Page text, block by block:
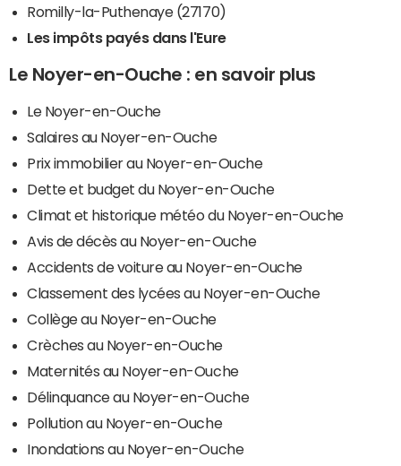
Romilly-la-Puthenaye (27170)
Les impôts payés dans l'Eure
Le Noyer-en-Ouche : en savoir plus
Le Noyer-en-Ouche
Salaires au Noyer-en-Ouche
Prix immobilier au Noyer-en-Ouche
Dette et budget du Noyer-en-Ouche
Climat et historique météo du Noyer-en-Ouche
Avis de décès au Noyer-en-Ouche
Accidents de voiture au Noyer-en-Ouche
Classement des lycées au Noyer-en-Ouche
Collège au Noyer-en-Ouche
Crèches au Noyer-en-Ouche
Maternités au Noyer-en-Ouche
Délinquance au Noyer-en-Ouche
Pollution au Noyer-en-Ouche
Inondations au Noyer-en-Ouche